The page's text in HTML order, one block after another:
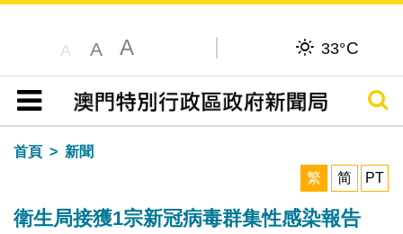
A A A 33°C
目錄
搜尋
首頁
新聞
繁
简 PT
衛生局接獲1宗新冠病毒群集性感染報告